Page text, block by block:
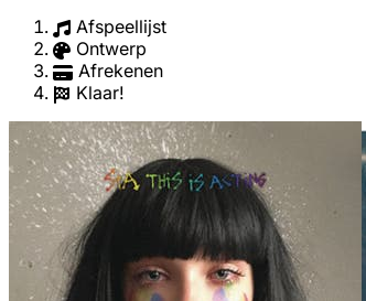
Afspeellijst
Ontwerp
Afrekenen
Klaar!